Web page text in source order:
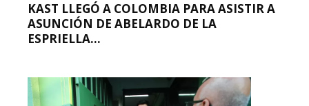
KAST LLEGÓ A COLOMBIA PARA ASISTIR A
ASUNCIÓN DE ABELARDO DE LA
ESPRIELLA...